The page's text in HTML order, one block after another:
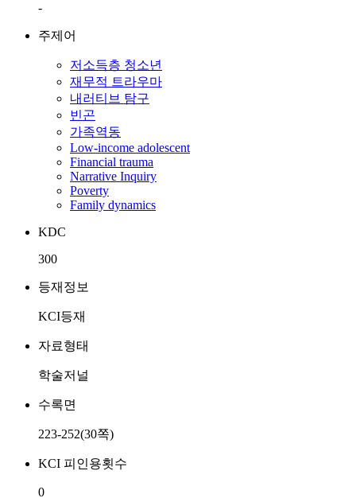
-
주제어
저소득층 청소년
재무적 트라우마
내러티브 탐구
빈곤
가족역동
Low-income adolescent
Financial trauma
Narrative Inquiry
Poverty
Family dynamics
KDC
300
등재정보
KCI등재
자료형태
학술저널
수록면
223-252(30쪽)
KCI 피인용횟수
0